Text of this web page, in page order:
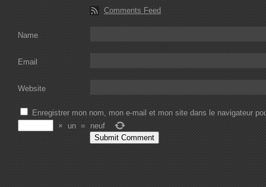
Comments Feed
Name
Email
Website
Enregistrer mon nom, mon e-mail et mon site dans le navigateur
× un = neuf